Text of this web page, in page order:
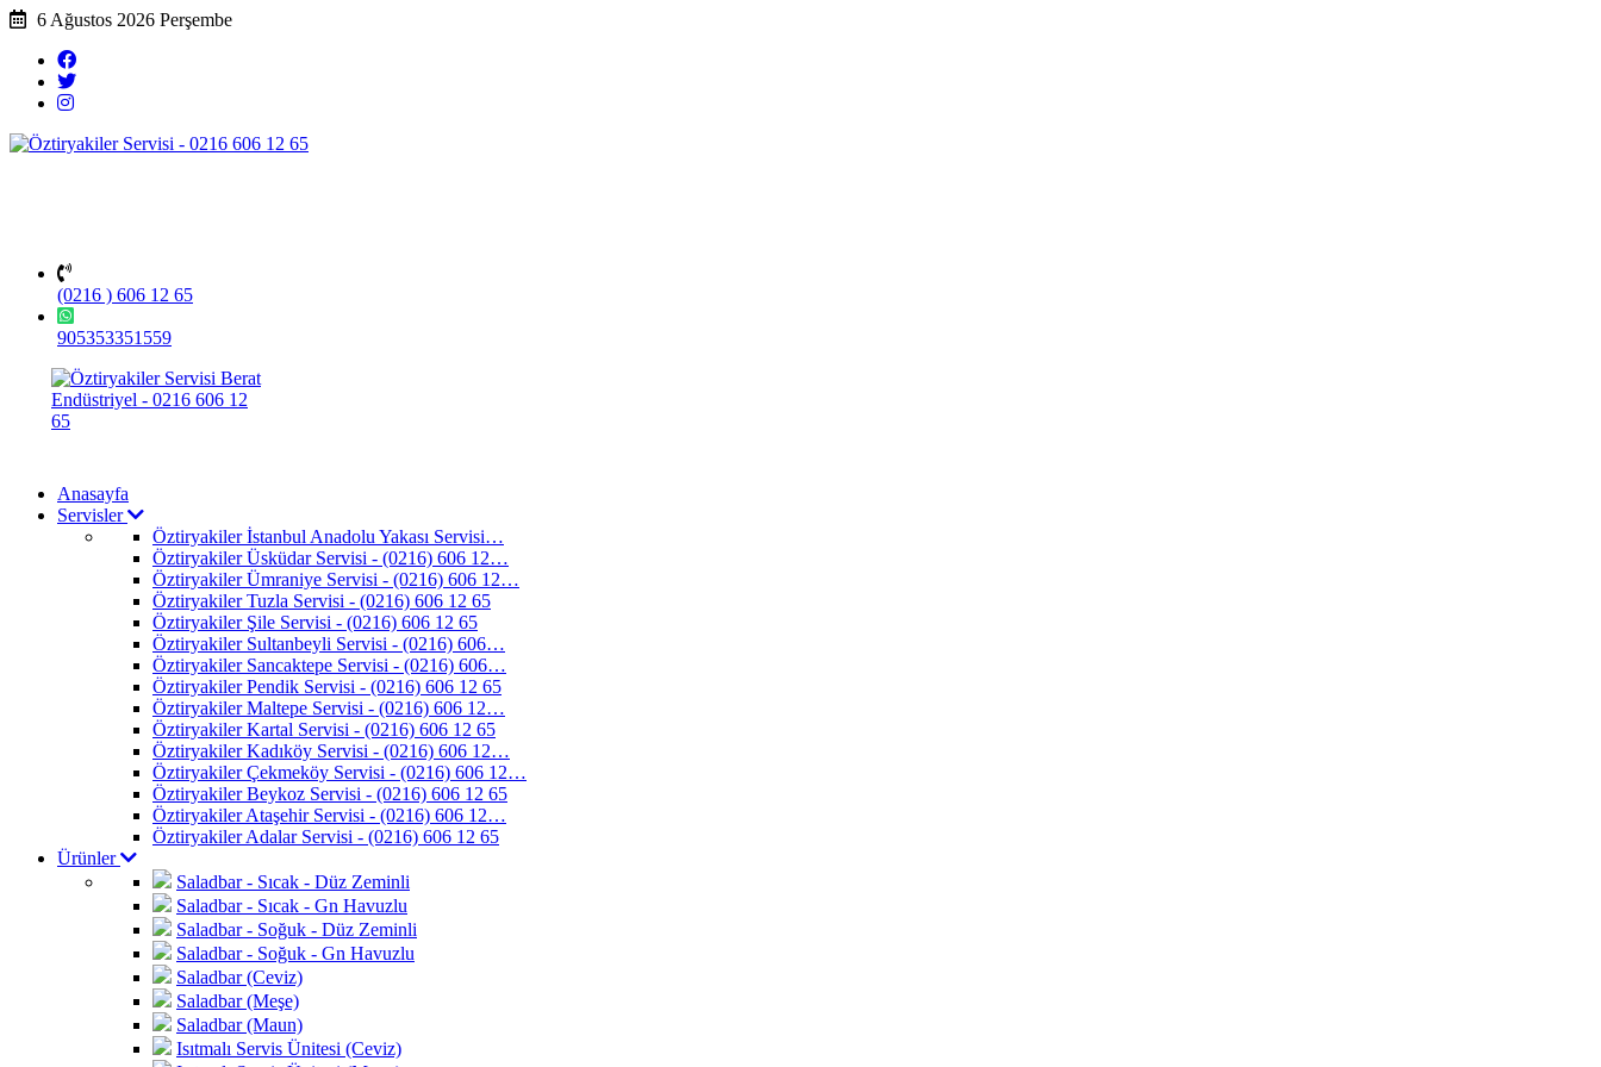
6 Ağustos 2026 Perşembe
(0216 ) 606 12 65
905353351559
Anasayfa
Servisler
Öztiryakiler İstanbul Anadolu Yakası Servisi…
Öztiryakiler Üsküdar Servisi - (0216) 606 12…
Öztiryakiler Ümraniye Servisi - (0216) 606 12…
Öztiryakiler Tuzla Servisi - (0216) 606 12 65
Öztiryakiler Şile Servisi - (0216) 606 12 65
Öztiryakiler Sultanbeyli Servisi - (0216) 606…
Öztiryakiler Sancaktepe Servisi - (0216) 606…
Öztiryakiler Pendik Servisi - (0216) 606 12 65
Öztiryakiler Maltepe Servisi - (0216) 606 12…
Öztiryakiler Kartal Servisi - (0216) 606 12 65
Öztiryakiler Kadıköy Servisi - (0216) 606 12…
Öztiryakiler Çekmeköy Servisi - (0216) 606 12…
Öztiryakiler Beykoz Servisi - (0216) 606 12 65
Öztiryakiler Ataşehir Servisi - (0216) 606 12…
Öztiryakiler Adalar Servisi - (0216) 606 12 65
Ürünler
Saladbar - Sıcak - Düz Zeminli
Saladbar - Sıcak - Gn Havuzlu
Saladbar - Soğuk - Düz Zeminli
Saladbar - Soğuk - Gn Havuzlu
Saladbar (Ceviz)
Saladbar (Meşe)
Saladbar (Maun)
Isıtmalı Servis Ünitesi (Ceviz)